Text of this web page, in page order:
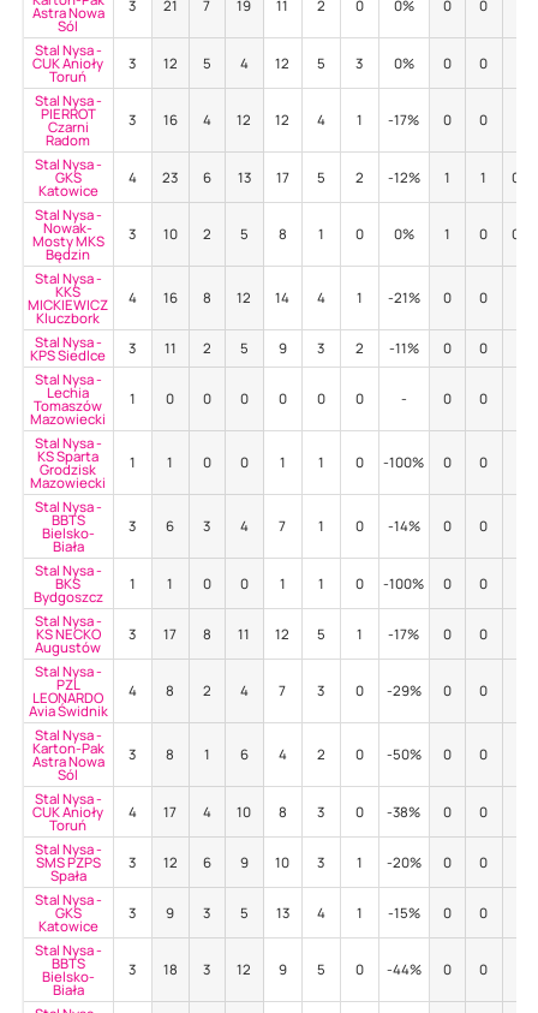
Astra Nowa
Sól
3 21 7 19 11 2 0 0% 0 0
Stal Nysa -
CUK Anioły
Toruń
3 12 5 4 12 5 3 0% 0 0
Stal Nysa -
PIERROT
Czarni
Radom
3 16 4 12 12 4 1 -17% 0 0
Stal Nysa -
GKS
Katowice
4 23 6 13 17 5 2 -12% 1 1 0%
Stal Nysa -
Nowak-
Mosty MKS
Będzin
3 10 2 5 8 1 0 0% 1 0 0%
Stal Nysa -
KKS
MICKIEWICZ
Kluczbork
4 16 8 12 14 4 1 -21% 0 0
Stal Nysa -
KPS Siedlce 3 11 2 5 9 3 2 -11% 0 0
Stal Nysa -
Lechia
Tomaszów
Mazowiecki
1 0 0 0 0 0 0 - 0 0
Stal Nysa -
KS Sparta
Grodzisk
Mazowiecki
1 1 0 0 1 1 0 -100% 0 0
Stal Nysa -
BBTS
Bielsko-
Biała
3 6 3 4 7 1 0 -14% 0 0
Stal Nysa -
BKS
Bydgoszcz
1 1 0 0 1 1 0 -100% 0 0
Stal Nysa -
KS NECKO
Augustów
3 17 8 11 12 5 1 -17% 0 0
Stal Nysa -
PZL
LEONARDO
Avia Świdnik
4 8 2 4 7 3 0 -29% 0 0
Stal Nysa -
Karton-Pak
Astra Nowa
Sól
3 8 1 6 4 2 0 -50% 0 0
Stal Nysa -
CUK Anioły
Toruń
4 17 4 10 8 3 0 -38% 0 0
Stal Nysa -
SMS PZPS
Spała
3 12 6 9 10 3 1 -20% 0 0
Stal Nysa -
GKS
Katowice
3 9 3 5 13 4 1 -15% 0 0
Stal Nysa -
BBTS
Bielsko-
Biała
3 18 3 12 9 5 0 -44% 0 0